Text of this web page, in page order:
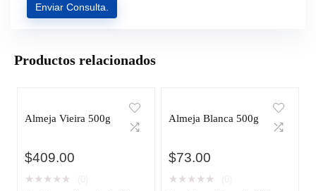
Productos relacionados
Almeja Vieira 500g
$409.00
★ ★ ★ ★ ★
Almeja Blanca 500g
$73.00
★ ★ ★ ★ ★